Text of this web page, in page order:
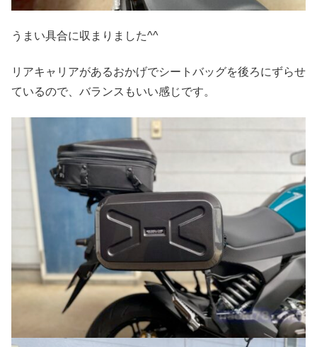
うまい具合に収まりました^^
リアキャリアがあるおかげでシートバッグを後ろにずらせ
ているので、バランスもいい感じです。